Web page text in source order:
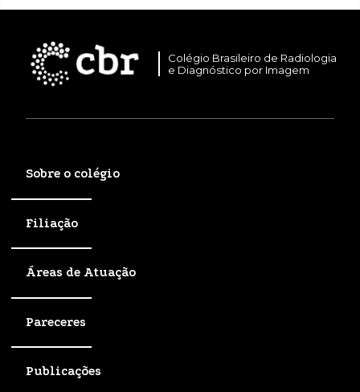
Colégio Brasileiro de Radiologia
e Diagnóstico por Imagem
Sobre o colégio
Filiação
Áreas de Atuação
Pareceres
Publicações